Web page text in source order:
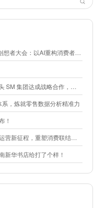
AI重构消费者运营与零售营销新范式
携手开启 SMAC 会员数智化运营新征程
，炼就零售数据分析精准力
！
征程，重塑消费联结新体验
新华书店给打了个样！